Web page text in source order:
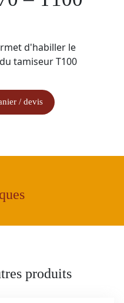
d'habiller le
tamiseur T100
/ devis
produits